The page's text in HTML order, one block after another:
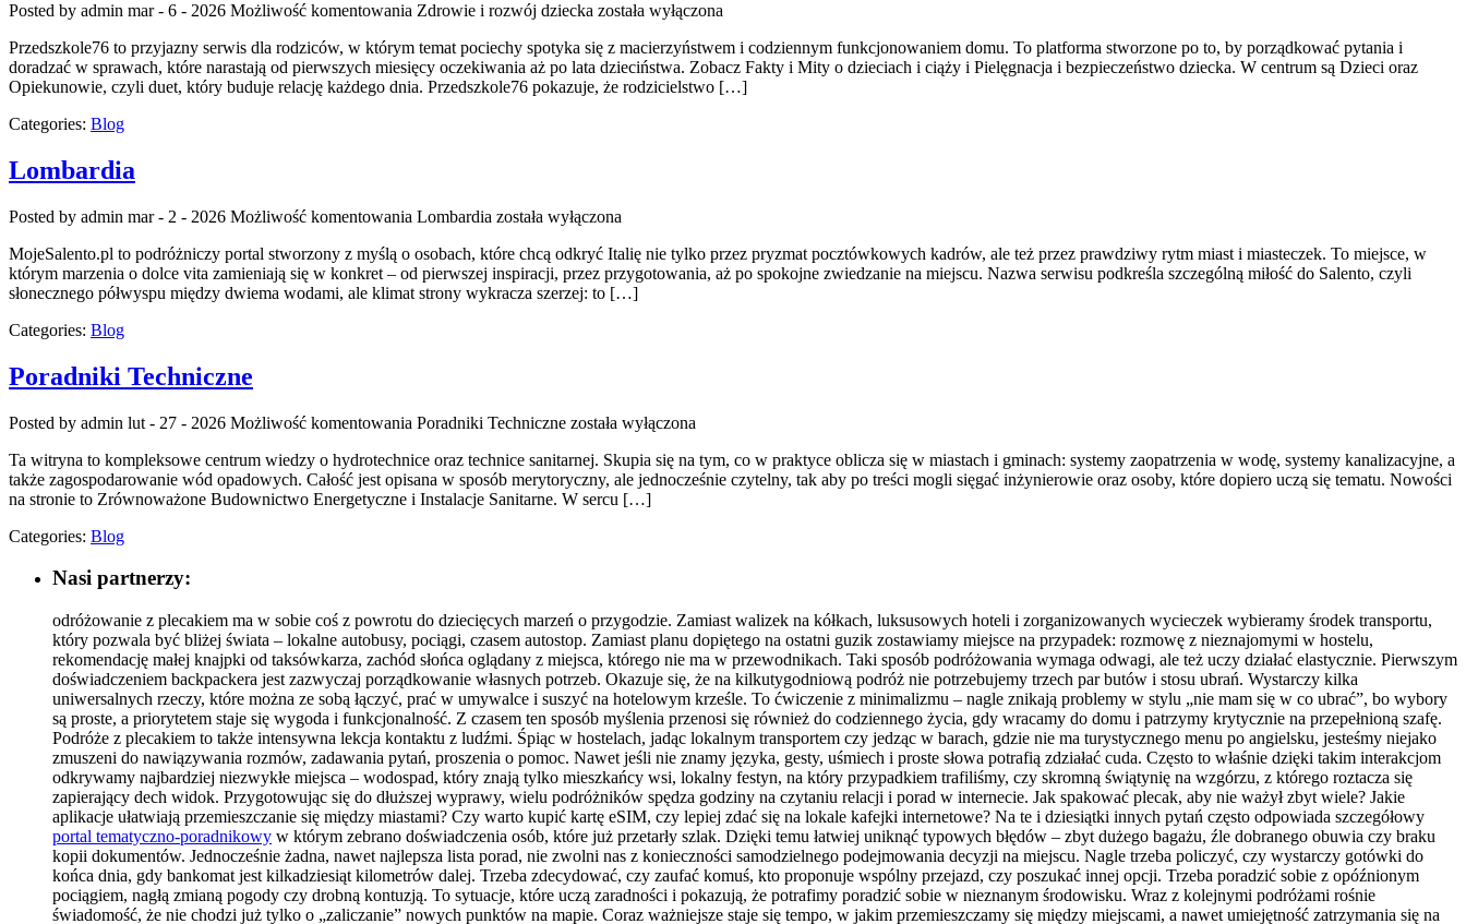
Posted by admin mar - 6 - 2026 Możliwość komentowania Zdrowie i rozwój dziecka została wyłączona
Przedszkole76 to przyjazny serwis dla rodziców, w którym temat pociechy spotyka się z macierzyństwem i codziennym funkcjonowaniem domu. To platforma stworzone po to, by porządkować pytania i
doradzać w sprawach, które narastają od pierwszych miesięcy oczekiwania aż po lata dzieciństwa. Zobacz Fakty i Mity o dzieciach i ciąży i Pielęgnacja i bezpieczeństwo dziecka. W centrum są Dzieci oraz
Opiekunowie, czyli duet, który buduje relację każdego dnia. Przedszkole76 pokazuje, że rodzicielstwo […]
Categories: Blog
Lombardia
Posted by admin mar - 2 - 2026 Możliwość komentowania Lombardia została wyłączona
MojeSalento.pl to podróżniczy portal stworzony z myślą o osobach, które chcą odkryć Italię nie tylko przez pryzmat pocztówkowych kadrów, ale też przez prawdziwy rytm miast i miasteczek. To miejsce, w
którym marzenia o dolce vita zamieniają się w konkret – od pierwszej inspiracji, przez przygotowania, aż po spokojne zwiedzanie na miejscu. Nazwa serwisu podkreśla szczególną miłość do Salento, czyli
słonecznego półwyspu między dwiema wodami, ale klimat strony wykracza szerzej: to […]
Categories: Blog
Poradniki Techniczne
Posted by admin lut - 27 - 2026 Możliwość komentowania Poradniki Techniczne została wyłączona
Ta witryna to kompleksowe centrum wiedzy o hydrotechnice oraz technice sanitarnej. Skupia się na tym, co w praktyce oblicza się w miastach i gminach: systemy zaopatrzenia w wodę, systemy kanalizacyjne, a
także zagospodarowanie wód opadowych. Całość jest opisana w sposób merytoryczny, ale jednocześnie czytelny, tak aby po treści mogli sięgać inżynierowie oraz osoby, które dopiero uczą się tematu. Nowości
na stronie to Zrównoważone Budownictwo Energetyczne i Instalacje Sanitarne. W sercu […]
Categories: Blog
Nasi partnerzy:
odróżowanie z plecakiem ma w sobie coś z powrotu do dziecięcych marzeń o przygodzie. Zamiast walizek na kółkach, luksusowych hoteli i zorganizowanych wycieczek wybieramy środek transportu,
który pozwala być bliżej świata – lokalne autobusy, pociągi, czasem autostop. Zamiast planu dopiętego na ostatni guzik zostawiamy miejsce na przypadek: rozmowę z nieznajomymi w hostelu,
rekomendację małej knajpki od taksówkarza, zachód słońca oglądany z miejsca, którego nie ma w przewodnikach. Taki sposób podróżowania wymaga odwagi, ale też uczy działać elastycznie. Pierwszym
doświadczeniem backpackera jest zazwyczaj porządkowanie własnych potrzeb. Okazuje się, że na kilkutygodniową podróż nie potrzebujemy trzech par butów i stosu ubrań. Wystarczy kilka
uniwersalnych rzeczy, które można ze sobą łączyć, prać w umywalce i suszyć na hotelowym krześle. To ćwiczenie z minimalizmu – nagle znikają problemy w stylu „nie mam się w co ubrać”, bo wybory
są proste, a priorytetem staje się wygoda i funkcjonalność. Z czasem ten sposób myślenia przenosi się również do codziennego życia, gdy wracamy do domu i patrzymy krytycznie na przepełnioną szafę.
Podróże z plecakiem to także intensywna lekcja kontaktu z ludźmi. Śpiąc w hostelach, jadąc lokalnym transportem czy jedząc w barach, gdzie nie ma turystycznego menu po angielsku, jesteśmy niejako
zmuszeni do nawiązywania rozmów, zadawania pytań, proszenia o pomoc. Nawet jeśli nie znamy języka, gesty, uśmiech i proste słowa potrafią zdziałać cuda. Często to właśnie dzięki takim interakcjom
odkrywamy najbardziej niezwykłe miejsca – wodospad, który znają tylko mieszkańcy wsi, lokalny festyn, na który przypadkiem trafiliśmy, czy skromną świątynię na wzgórzu, z którego roztacza się
zapierający dech widok. Przygotowując się do dłuższej wyprawy, wielu podróżników spędza godziny na czytaniu relacji i porad w internecie. Jak spakować plecak, aby nie ważył zbyt wiele? Jakie
aplikacje ułatwiają przemieszczanie się między miastami? Czy warto kupić kartę eSIM, czy lepiej zdać się na lokale kafejki internetowe? Na te i dziesiątki innych pytań często odpowiada szczegółowy
portal tematyczno-poradnikowy w którym zebrano doświadczenia osób, które już przetarły szlak. Dzięki temu łatwiej uniknąć typowych błędów – zbyt dużego bagażu, źle dobranego obuwia czy braku
kopii dokumentów. Jednocześnie żadna, nawet najlepsza lista porad, nie zwolni nas z konieczności samodzielnego podejmowania decyzji na miejscu. Nagle trzeba policzyć, czy wystarczy gotówki do
końca dnia, gdy bankomat jest kilkadziesiąt kilometrów dalej. Trzeba zdecydować, czy zaufać komuś, kto proponuje wspólny przejazd, czy poszukać innej opcji. Trzeba poradzić sobie z opóźnionym
pociągiem, nagłą zmianą pogody czy drobną kontuzją. To sytuacje, które uczą zaradności i pokazują, że potrafimy poradzić sobie w nieznanym środowisku. Wraz z kolejnymi podróżami rośnie
świadomość, że nie chodzi już tylko o „zaliczanie” nowych punktów na mapie. Coraz ważniejsze staje się tempo, w jakim przemieszczamy się między miejscami, a nawet umiejętność zatrzymania się na